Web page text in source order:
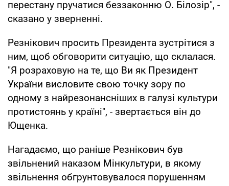
перестану пручатися беззаконню О. Білозір", -
сказано у зверненні.
Резнікович просить Президента зустрітися з
ним, щоб обговорити ситуацію, що склалася.
"Я розраховую на те, що Ви як Президент
України висловите свою точку зору по
одному з найрезонансніших в галузі культури
протистоянь у країні", - звертається він до
Ющенка.
Нагадаємо, що раніше Резнікович був
звільнений наказом Мінкультури, в якому
звільнення обгрунтовувалося порушенням